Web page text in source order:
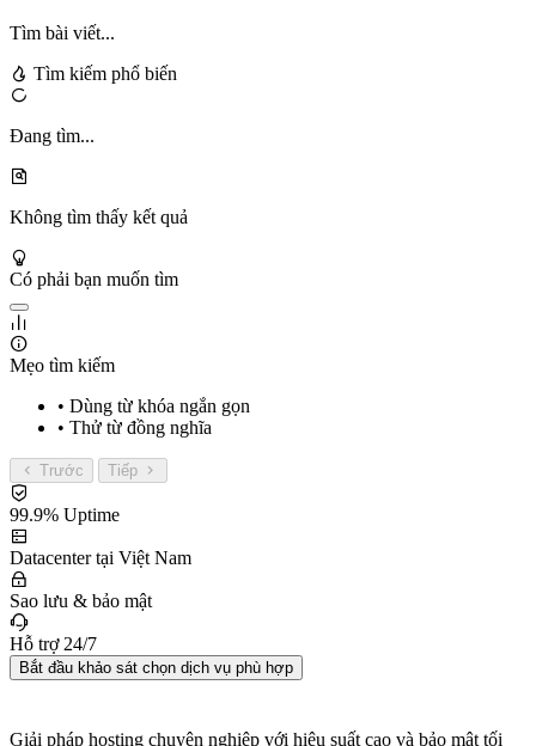
Tìm bài viết...
Tìm kiếm phổ biến
Đang tìm...
Không tìm thấy kết quả
Có phải bạn muốn tìm
Mẹo tìm kiếm
• Dùng từ khóa ngắn gọn
• Thử từ đồng nghĩa
Trước Tiếp
99.9% Uptime
Datacenter tại Việt Nam
Sao lưu & bảo mật
Hỗ trợ 24/7
Bắt đầu khảo sát chọn dịch vụ phù hợp
Giải pháp hosting chuyên nghiệp với hiệu suất cao và bảo mật tối